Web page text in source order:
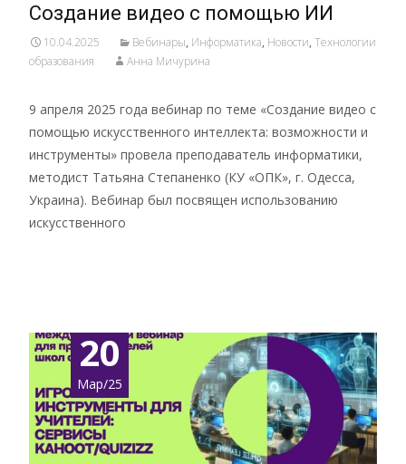
Создание видео с помощью ИИ
10.04.2025 Вебинары, Информатика, Новости, Технологии
образования
Анна Мичурина
9 апреля 2025 года вебинар по теме «Создание видео с
помощью искусственного интеллекта: возможности и
инструменты» провела преподаватель информатики,
методист Татьяна Степаненко (КУ «ОПК», г. Одесса,
Украина). Вебинар был посвящен использованию
искусственного
20
Мар/25